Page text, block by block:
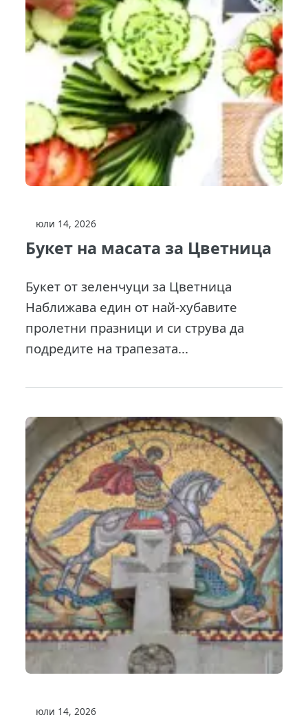
юли 14, 2026
Букет на масата за Цветница
Букет от зеленчуци за Цветница
Наближава един от най-хубавите
пролетни празници и си струва да
подредите на трапезата...
юли 14, 2026